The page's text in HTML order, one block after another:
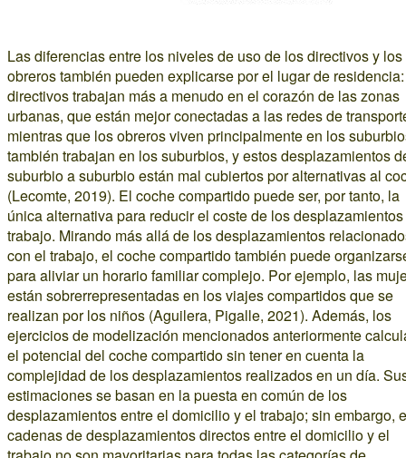
Las diferencias entre los niveles de uso de los directivos y los
obreros también pueden explicarse por el lugar de
directivos trabajan más a menudo en el corazón de las zonas
urbanas, que están mejor conectadas a las redes de
mientras que los obreros viven principalmente en los
también trabajan en los suburbios, y estos desplazamientos
suburbio a suburbio están mal cubiertos por alternativas al
(Lecomte, 2019). El coche compartido puede ser, por tanto, la
única alternativa para reducir el coste de los
trabajo. Mirando más allá de los desplazamientos
con el trabajo, el coche compartido también puede
para aliviar un horario familiar complejo. Por ejemplo, las
están sobrerrepresentadas en los viajes compartidos que se
realizan por los niños (Aguilera, Pigalle, 2021). Además, los
ejercicios de modelización mencionados anteriormente
el potencial del coche compartido sin tener en cuenta la
complejidad de los desplazamientos realizados en un día.
estimaciones se basan en la puesta en común de los
desplazamientos entre el domicilio y el trabajo; sin embargo,
cadenas de desplazamientos directos entre el domicilio y el